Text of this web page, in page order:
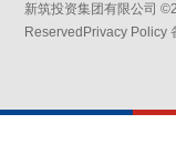
新筑投资集团有限公司
ReservedPrivacy Policy